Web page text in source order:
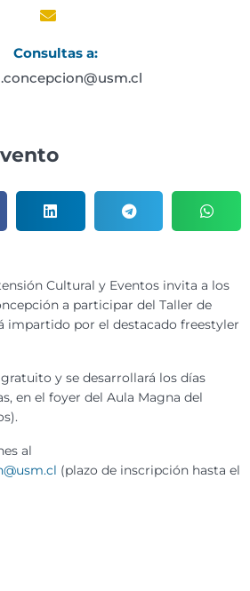
Cultural y Eventos invita a los
a participar del Taller de
impartido por el destacado freestyler
y se desarrollará los días
en el foyer del Aula Magna del
al
(plazo de inscripción hasta el
Consultas a: